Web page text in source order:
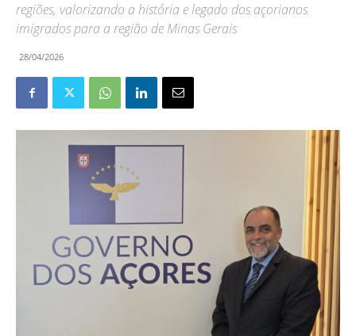
regiões, valorizando a história e legado dos açorianos
imigrados para a região de Minas Gerais
28/04/2026